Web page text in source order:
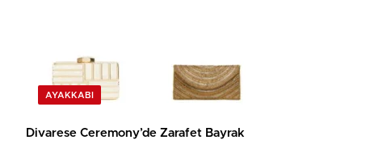
AYAKKABI
Divarese Ceremony’de Zarafet Bayrak